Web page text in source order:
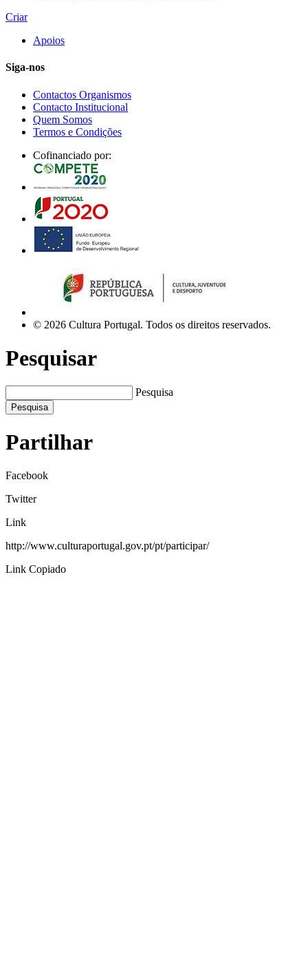
Criar
Apoios
Siga-nos
Contactos Organismos
Contacto Institucional
Quem Somos
Termos e Condições
Cofinanciado por:
© 2026 Cultura Portugal. Todos os direitos reservados.
Pesquisar
Pesquisa
Pesquisa
Partilhar
Facebook
Twitter
Link
http://www.culturaportugal.gov.pt/pt/participar/
Link Copiado